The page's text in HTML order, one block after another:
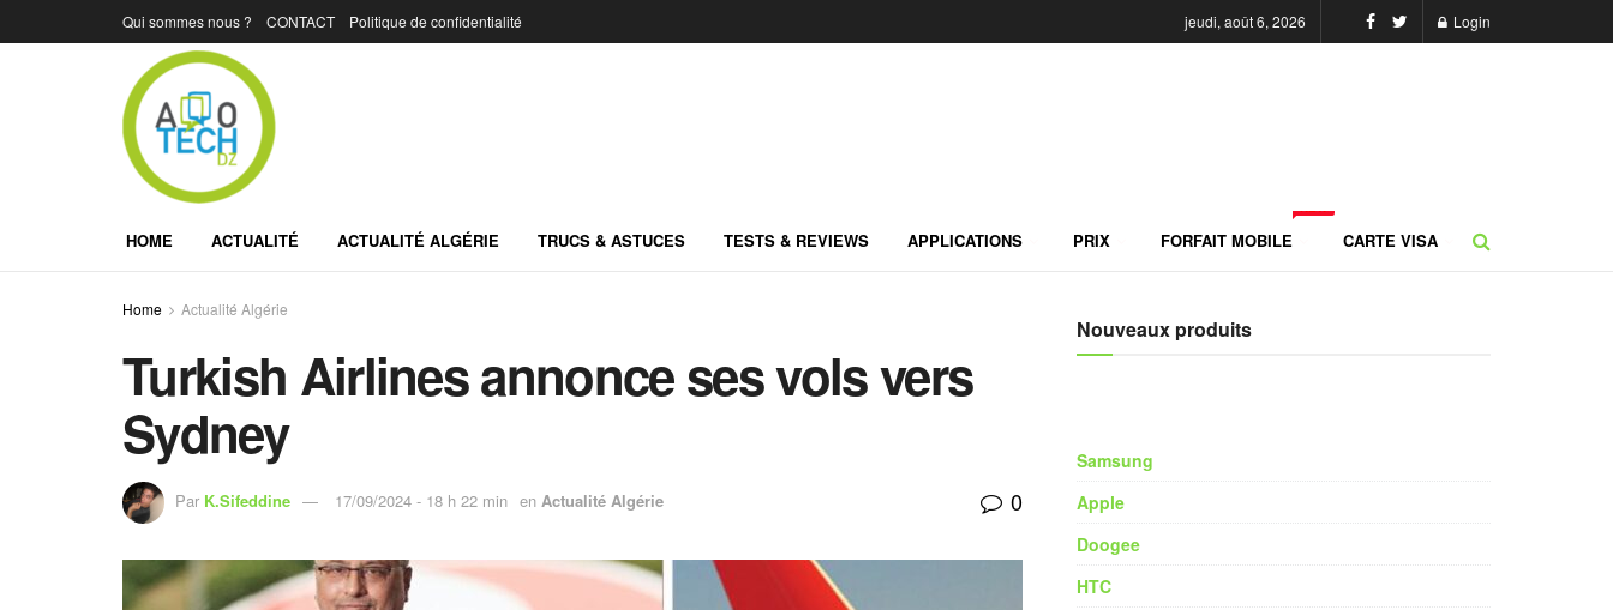
Qui sommes nous ? CONTACT Politique de confidentialité jeudi, août 6, 2026 Login
HOME ACTUALITÉ ACTUALITÉ ALGÉRIE TRUCS & ASTUCES TESTS & REVIEWS APPLICATIONS PRIX FORFAIT MOBILE CARTE VISA
Home Actualité Algérie
Turkish Airlines annonce ses vols vers
Sydney
Par K.Sifeddine 17/09/2024 - 18 h 22 min en Actualité Algérie 0
Nouveaux produits
Samsung
Apple
Doogee
HTC